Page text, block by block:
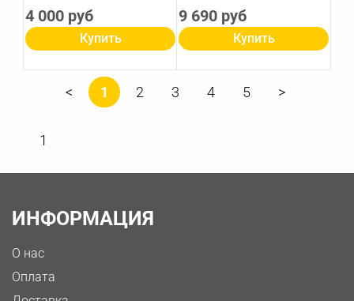
4 000 руб
Купить
9 690 руб
Купить
1 2 3 4 5
1
ИНФОРМАЦИЯ
О нас
Оплата